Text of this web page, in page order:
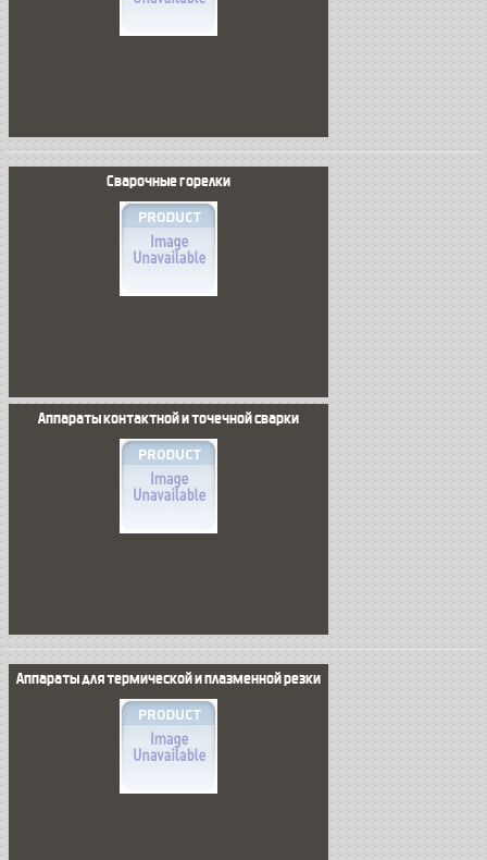
Сварочные горелки
Аппараты контактной и точечной сварки
Аппараты для термической и плазменной резки